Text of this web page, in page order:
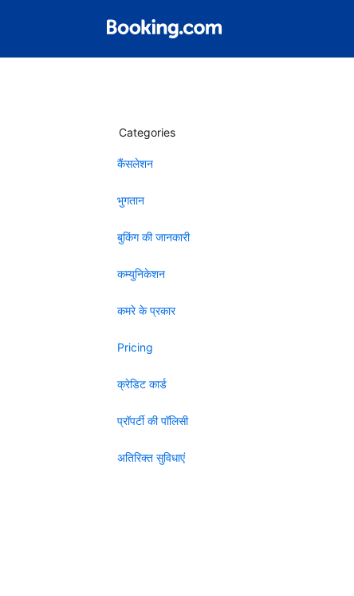
Categories
कैंसलेशन
भुगतान
बुकिंग की जानकारी
कम्युनिकेशन
कमरे के प्रकार
Pricing
क्रेडिट कार्ड
प्रॉपर्टी की पॉलिसी
अतिरिक्त सुविधाएं